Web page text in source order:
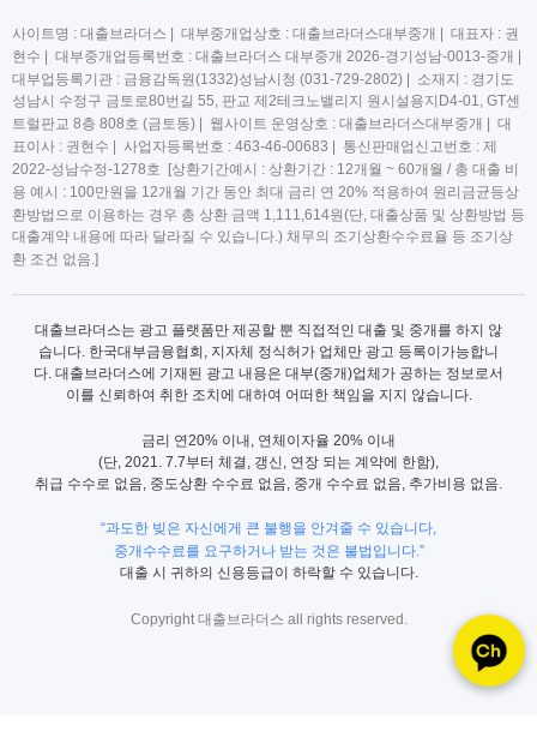
사이트명 : 대출브라더스 | 대부중개업상호 : 대출브라더스대부중개 | 대표자 : 권
현수 | 대부중개업등록번호 : 대출브라더스 대부중개 2026-경기성남-0013-중개 |
대부업등록기관 : 금융감독원(1332)성남시청 (031-729-2802) | 소재지 : 경기도
성남시 수정구 금토로80번길 55, 판교 제2테크노밸리지 원시설용지D4-01, GT센
트럴판교 8층 808호 (금토동) | 웹사이트 운영상호 : 대출브라더스대부중개 | 대
표이사 : 권현수 | 사업자등록번호 : 463-46-00683 | 통신판매업신고번호 : 제
2022-성남수정-1278호 [상환기간예시 : 상환기간 : 12개월 ~ 60개월 / 총 대출 비
용 예시 : 100만원을 12개월 기간 동안 최대 금리 연 20% 적용하여 원리금균등상
환방법으로 이용하는 경우 총 상환 금액 1,111,614원(단, 대출상품 및 상환방법 등
대출계약 내용에 따라 달라질 수 있습니다.) 채무의 조기상환수수료율 등 조기상
환 조건 없음.]
대출브라더스는 광고 플랫폼만 제공할 뿐 직접적인 대출 및 중개를 하지 않
습니다. 한국대부금융협회, 지자체 정식허가 업체만 광고 등록이가능합니
다. 대출브라더스에 기재된 광고 내용은 대부(중개)업체가 공하는 정보로서
이를 신뢰하여 취한 조치에 대하여 어떠한 책임을 지지 않습니다.
금리 연20% 이내, 연체이자율 20% 이내
(단, 2021. 7.7부터 체결, 갱신, 연장 되는 계약에 한함),
취급 수수로 없음, 중도상환 수수료 없음, 중개 수수료 없음, 추가비용 없음.
“과도한 빚은 자신에게 큰 불행을 안겨줄 수 있습니다,
중개수수료를 요구하거나 받는 것은 불법입니다.”
대출 시 귀하의 신용등급이 하락할 수 있습니다.
Copyright 대출브라더스 all rights reserved.